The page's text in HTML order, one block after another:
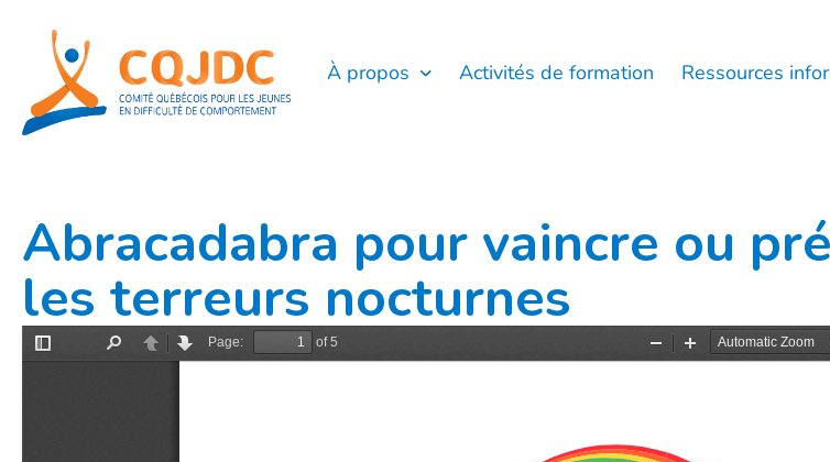
contenu
À propos Activités de formation Ressources
Abracadabra pour vaincre ou
les terreurs nocturnes